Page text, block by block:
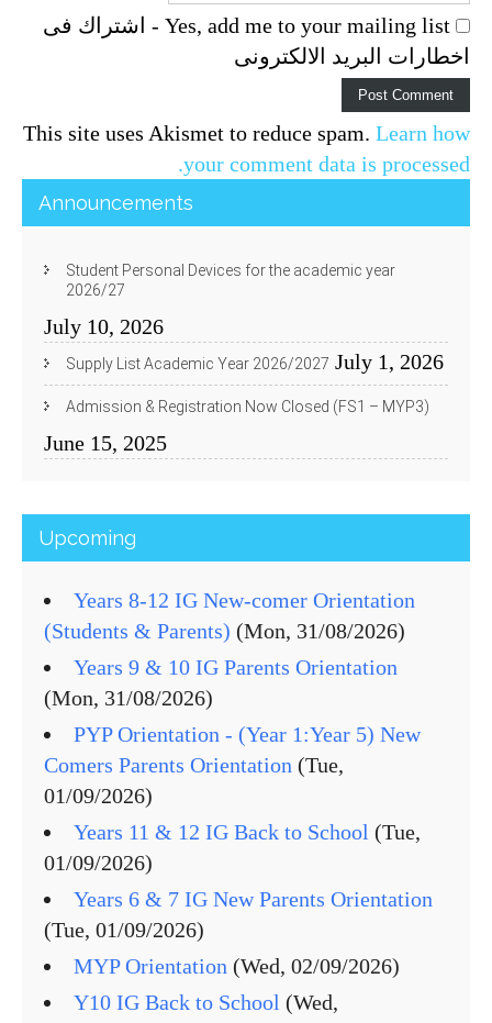
Yes, add me to your mailing list - اشتراك فى
اخطارات البريد الالكترونى
This site uses Akismet to reduce spam. Learn how
your comment data is processed.
Announcements
Student Personal Devices for the academic year
2026/27
July 10, 2026
Supply List Academic Year 2026/2027 July 1, 2026
Admission & Registration Now Closed (FS1 – MYP3)
June 15, 2025
Upcoming
Years 8-12 IG New-comer Orientation
(Students & Parents) (Mon, 31/08/2026)
Years 9 & 10 IG Parents Orientation
(Mon, 31/08/2026)
PYP Orientation - (Year 1:Year 5) New
Comers Parents Orientation (Tue,
01/09/2026)
Years 11 & 12 IG Back to School (Tue,
01/09/2026)
Years 6 & 7 IG New Parents Orientation
(Tue, 01/09/2026)
MYP Orientation (Wed, 02/09/2026)
Y10 IG Back to School (Wed,